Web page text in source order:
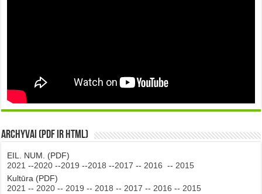
Archyvai (PDF ir HTML)
EIL. NUM. (PDF)
2021 --2020 --2019 --2018 --2017 --2016 --2015
Kultūra (PDF)
2021 --2020 --2019 --2018 --2017 --2016 --2015